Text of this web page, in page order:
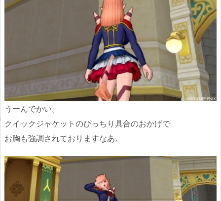
うーんでかい。
クイックジャケットのぴっちり具合のおかげで
お胸も強調されておりますなあ。